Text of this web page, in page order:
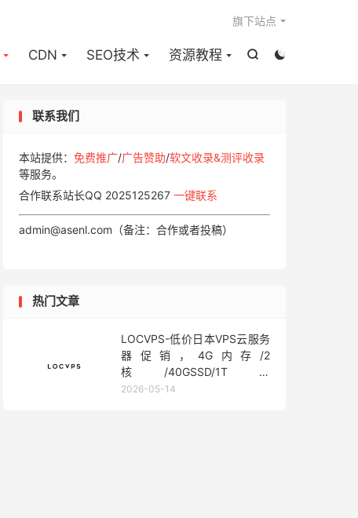


CDN SEO技术 资源教程
旗下站点
联系我们
本站提供： 免费推广/广告赞助/软文收录&测评收录
等服务。
合作联系站长QQ 2025125267 一键联系
admin@asenl.com（备注：合作或者投稿）
热门文章
LOCVPS-低价日本VPS云服务
器促销，4G内存/2
核/40GSSD/1T流
量/450Mbps带宽，低至36元/
2026-05-14